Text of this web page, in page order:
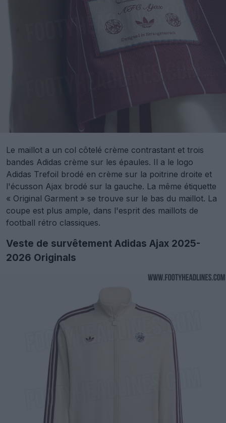
Le maillot a un col côtelé crème contrastant et trois
bandes Adidas crème sur les épaules. Il a le logo
Adidas Trefoil brodé en crème sur la poitrine droite et
l'écusson Ajax brodé sur la gauche. La même étiquette
« Original Garment » se trouve sur le bas du maillot. La
coupe est plus ample, dans l'esprit des maillots de
football rétro classiques.
Veste de survêtement Adidas Ajax 2025-
2026 Originals